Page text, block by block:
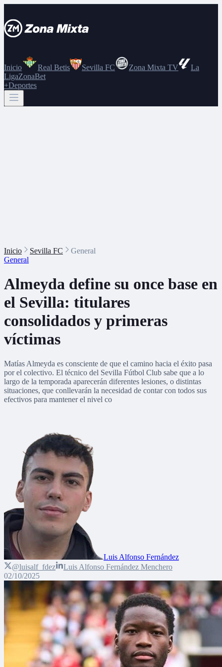
Inicio Real Betis Sevilla FC Zona Mixta TV
La
LigaZonaBet
+Deportes
Inicio Sevilla FC
General
General
Almeyda define su once base en
el Sevilla: titulares
consolidados y primeras
víctimas
Matías Almeyda es consciente de que el camino hacia el éxito pasa
por el colectivo. El técnico del Sevilla Fútbol Club sabe que a lo
largo de la temporada aparecerán diferentes lesiones, o distintas
situaciones, que conllevarán la necesidad de contar con todos sus
efectivos para mantener el nivel co
Luis Alfonso Fernández
@luisalf_fdez
Luis Alfonso Fernández Menchero
02/10/2025